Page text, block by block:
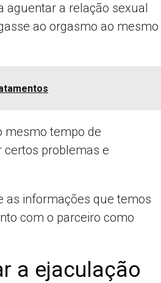
aguentar a relação sexual
ao orgasmo ao mesmo
mesmo tempo de
certos problemas e
as informações que temos
com o parceiro como
a ejaculação